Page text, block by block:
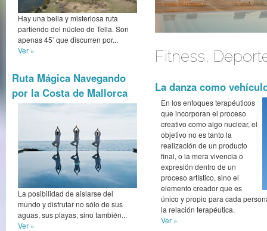
Hay una bella y misteriosa ruta
partiendo del núcleo de Tella. Son
apenas 45’ que discurren por...
Ver »
Ruta Mágica Navegando
por la Costa de Mallorca
La posibilidad de aislarse del
mundo y disfrutar no sólo de sus
aguas, sus playas, sino también...
Ver »
Fitness,
La danza como
En los enfoques terapéuticos
que incorporan el proceso
creativo como algo nuclear, el
objetivo no es tanto la
realización de un producto
final, o la mera vivencia o
expresión dentro de un
proceso artístico, sino el
elemento creador que es
único y propio para cada
la relación terapéutica.
Ver »